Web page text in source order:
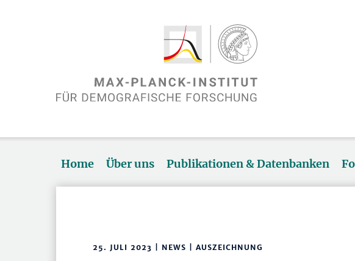
Home Über uns Publikationen & Datenbanken
25. JULI 2023 | NEWS | AUSZEICHNUNG